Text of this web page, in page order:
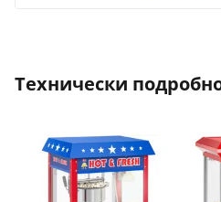
Технически